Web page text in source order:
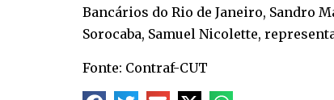
Bancários do Rio de Janeiro, Sandro
Sorocaba, Samuel Nicolette,
Fonte: Contraf-CUT